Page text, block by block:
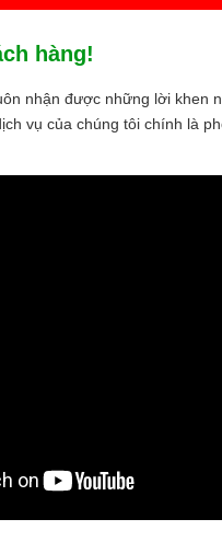
hàng!
nhận được những lời khen
vụ của chúng tôi chính là